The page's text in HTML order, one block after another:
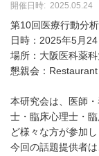
開催日時: 2025.05.24
第10回医療行動分
日時：2025年5月
場所：大阪医科薬
懇親会：
本研究会は、医師
士・臨床心理士・
ど様々な方が参加
今回の話題提供者